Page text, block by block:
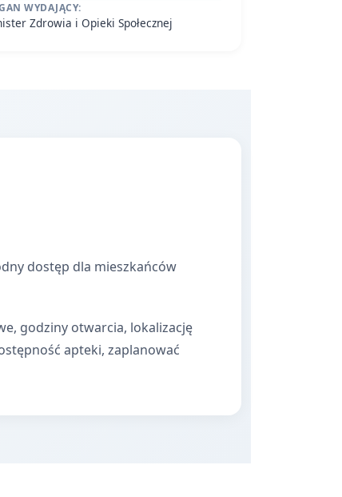
WYDAJĄCY:
Zdrowia i Opieki Społecznej
dostęp dla mieszkańców
godziny otwarcia, lokalizację
apteki, zaplanować